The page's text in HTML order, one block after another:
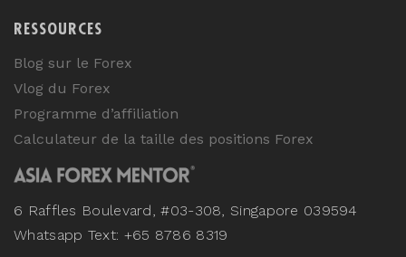
RESSOURCES
Blog sur le Forex
Vlog du Forex
Programme d’affiliation
Calculateur de la taille des positions Forex
6 Raffles Boulevard, #03-308, Singapore 039594
Whatsapp Text: +65 8786 8319